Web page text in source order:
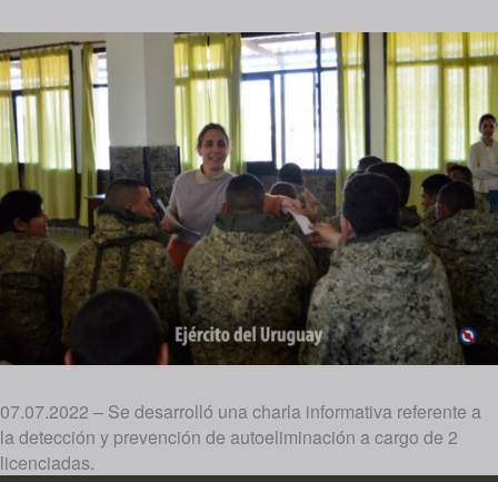
07.07.2022 – Se desarrolló una charla informativa referente a
la detección y prevención de autoeliminación a cargo de 2
licenciadas.